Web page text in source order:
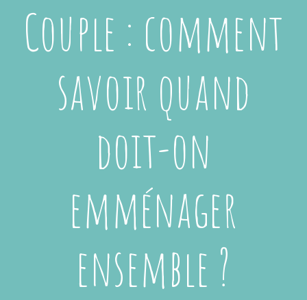
Couple : comment
savoir quand
doit-on
emménager
ensemble ?